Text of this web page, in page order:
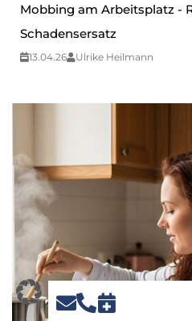
Mobbing am Arbeitsplatz -
Schadensersatz
13.04.26 Ulrike Heilmann